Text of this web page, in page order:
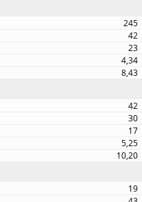
245
42
23
4,34
8,43
42
30
17
5,25
10,20
19